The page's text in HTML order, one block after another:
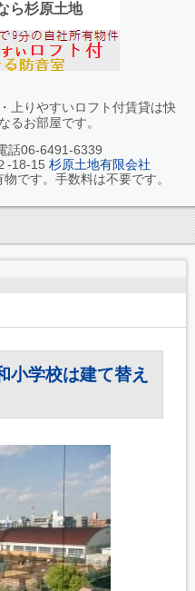
ら杉原土地
上りやすいロフト付賃貸は快
るお部屋です。
話06-6491-6339
-18-15 杉原土地有限会社
です。手数料は不要です。
小学校は建て替え